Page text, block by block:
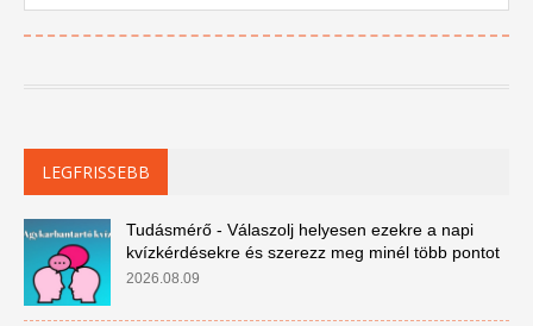
LEGFRISSEBB
Tudásmérő - Válaszolj helyesen ezekre a napi
kvízkérdésekre és szerezz meg minél több pontot
2026.08.09